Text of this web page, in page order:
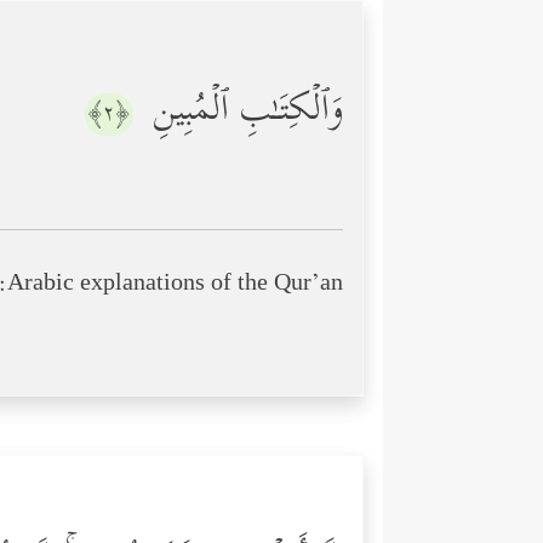
وَٱلۡكِتَـٰبِ ٱلۡمُبِینِ ﴿٢﴾
Arabic explanations of the Qur’an: